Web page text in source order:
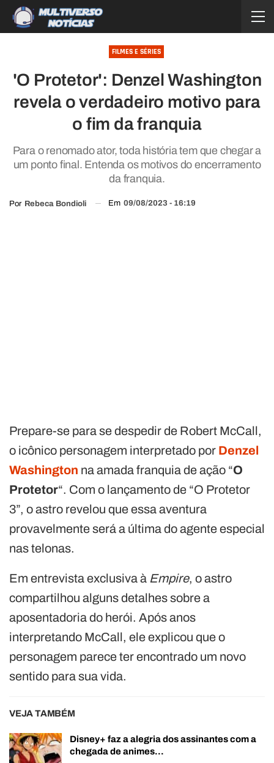
FILMES E SÉRIES
'O Protetor': Denzel Washington
revela o verdadeiro motivo para
o fim da franquia
Para o renomado ator, toda história tem que chegar a
um ponto final. Entenda os motivos do encerramento
da franquia.
Por Rebeca Bondioli Em 09/08/2023 - 16:19
Prepare-se para se despedir de Robert McCall,
o icônico personagem interpretado por Denzel
Washington na amada franquia de ação “O
Protetor“. Com o lançamento de “O Protetor
3”, o astro revelou que essa aventura
provavelmente será a última do agente especial
nas telonas.
Em entrevista exclusiva à Empire, o astro
compartilhou alguns detalhes sobre a
aposentadoria do herói. Após anos
interpretando McCall, ele explicou que o
personagem parece ter encontrado um novo
sentido para sua vida.
VEJA TAMBÉM
Disney+ faz a alegria dos assinantes com a
chegada de animes…